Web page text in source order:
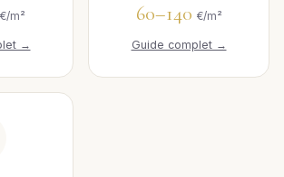
€/m²
→
60–140 €/m²
Guide complet →